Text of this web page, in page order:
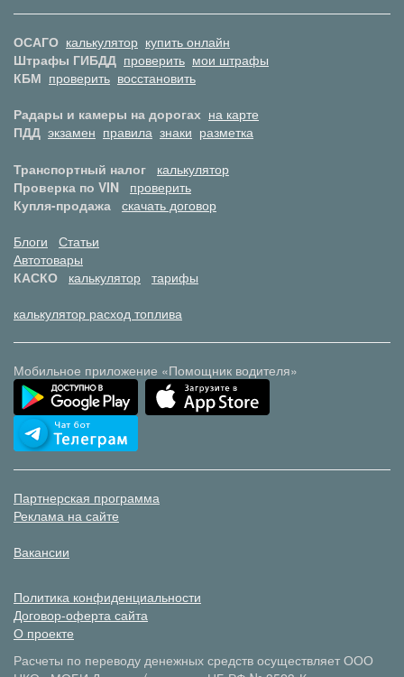
ОСАГО калькулятор купить онлайн
Штрафы ГИБДД проверить мои штрафы
КБМ проверить восстановить
Радары и камеры на дорогах на карте
ПДД экзамен правила знаки разметка
Транспортный налог
калькулятор
Проверка по VIN
проверить
Купля-продажа скачать договор
Блоги
Статьи
Автотовары
КАСКО
калькулятор тарифы
калькулятор расход топлива
Мобильное приложение «Помощник водителя»
Партнерская программа
Реклама на сайте
Вакансии
Политика конфиденциальности
Договор-оферта сайта
О проекте
Расчеты по переводу денежных средств осуществляет ООО